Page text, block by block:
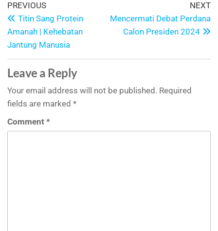
PREVIOUS
Titin Sang Protein
Amanah | Kehebatan
Jantung Manusia
NEXT
Mencermati Debat Perdana
Calon Presiden 2024
Leave a Reply
Your email address will not be published. Required
fields are marked *
Comment *